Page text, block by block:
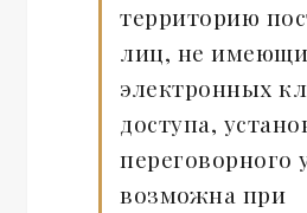
территорию
лиц, не
электронных
доступа,
переговорного
возможна при